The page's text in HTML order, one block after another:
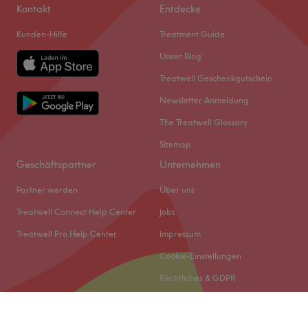
Kontakt
Kunden-Hilfe
Entdecke
Treatment Guide
Unser Blog
Treatwell Geschenkgutschein
Newsletter Anmeldung
The Treatwell Glossary
Sitemap
Geschäftspartner
Partner werden
Treatwell Connect Help Center
Treatwell Pro Help Center
Unternehmen
Über uns
Jobs
Impressum
Cookie-Einstellungen
Rechtliches & GDPR